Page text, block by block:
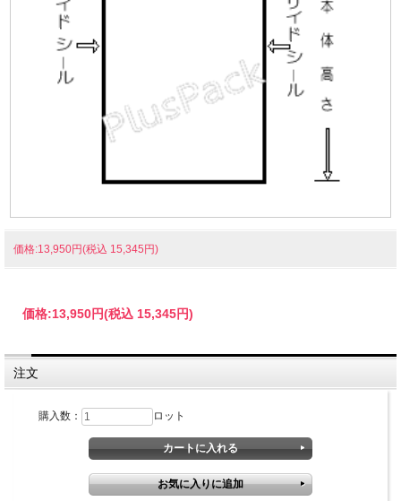
価格:13,950円(税込 15,345円)
価格:13,950円(税込 15,345円)
注文
購入数： ロット